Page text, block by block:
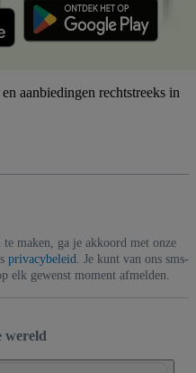
aanbiedingen rechtstreeks in
maken, ga je akkoord met onze
privacybeleid. Je kunt van ons sms-
elk gewenst moment afmelden.
wereld